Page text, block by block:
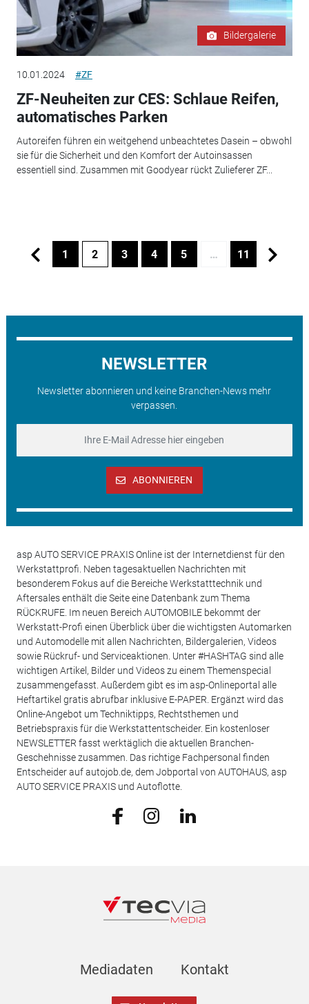
Bildergalerie
10.01.2024 #ZF
ZF-Neuheiten zur CES: Schlaue Reifen,
automatisches Parken
Autoreifen führen ein weitgehend unbeachtetes Dasein – obwohl
sie für die Sicherheit und den Komfort der Autoinsassen
essentiell sind. Zusammen mit Goodyear rückt Zulieferer ZF...
1 2 3 4 5 … 11
NEWSLETTER
Newsletter abonnieren und keine Branchen-News mehr
verpassen.
ABONNIEREN
asp AUTO SERVICE PRAXIS Online ist der Internetdienst für den
Werkstattprofi. Neben tagesaktuellen Nachrichten mit
besonderem Fokus auf die Bereiche Werkstatttechnik und
Aftersales enthält die Seite eine Datenbank zum Thema
RÜCKRUFE. Im neuen Bereich AUTOMOBILE bekommt der
Werkstatt-Profi einen Überblick über die wichtigsten Automarken
und Automodelle mit allen Nachrichten, Bildergalerien, Videos
sowie Rückruf- und Serviceaktionen. Unter #HASHTAG sind alle
wichtigen Artikel, Bilder und Videos zu einem Themenspecial
zusammengefasst. Außerdem gibt es im asp-Onlineportal alle
Heftartikel gratis abrufbar inklusive E-PAPER. Ergänzt wird das
Online-Angebot um Techniktipps, Rechtsthemen und
Betriebspraxis für die Werkstattentscheider. Ein kostenloser
NEWSLETTER fasst werktäglich die aktuellen Branchen-
Geschehnisse zusammen. Das richtige Fachpersonal finden
Entscheider auf autojob.de, dem Jobportal von AUTOHAUS, asp
AUTO SERVICE PRAXIS und Autoflotte.
Mediadaten Kontakt